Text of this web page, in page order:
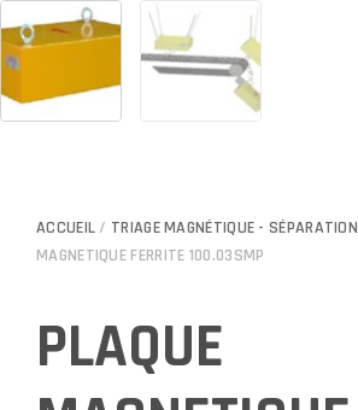
ACCUEIL / TRIAGE MAGNÉTIQUE - SÉPARATION
MAGNETIQUE FERRITE 100.03SMP
PLAQUE